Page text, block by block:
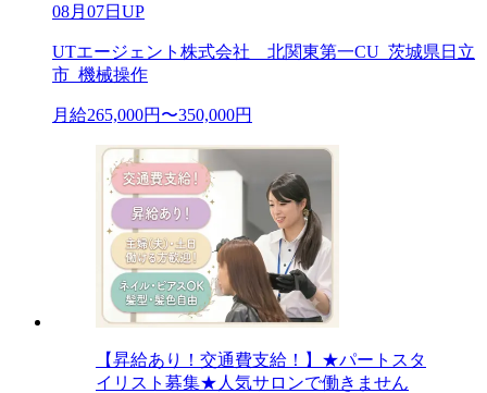
08月07日UP
UTエージェント株式会社 北関東第一CU_茨城県日立
市_機械操作
月給265,000円〜350,000円
【昇給あり！交通費支給！】★パートスタ
イリスト募集★人気サロンで働きません